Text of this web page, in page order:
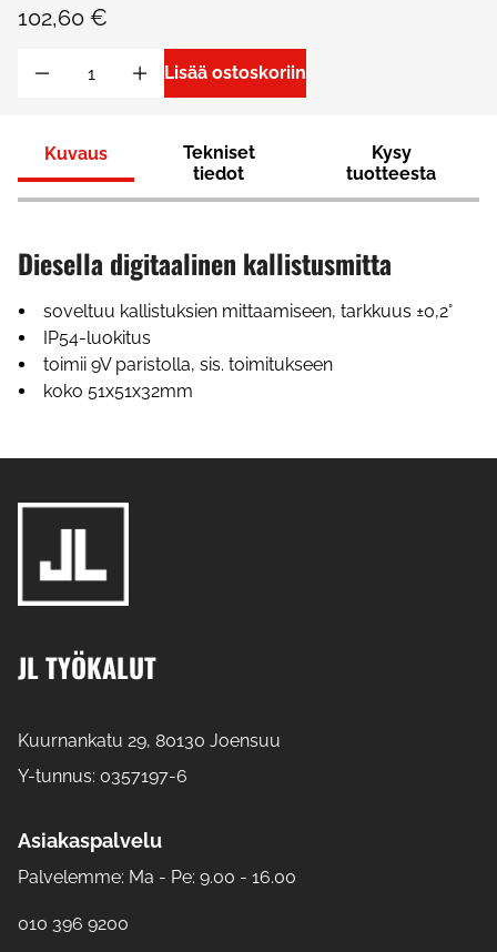
102,60 €
Lisää ostoskoriin
Kuvaus
Tekniset
tiedot
Kysy
tuotteesta
Diesella digitaalinen kallistusmitta
soveltuu kallistuksien mittaamiseen, tarkkuus ±0,2°
IP54-luokitus
toimii 9V paristolla, sis. toimitukseen
koko 51x51x32mm
JL TYÖKALUT
Kuurnankatu 29, 80130 Joensuu
Y-tunnus: 0357197-6
Asiakaspalvelu
Palvelemme: Ma - Pe: 9.00 - 16.00
010 396 9200